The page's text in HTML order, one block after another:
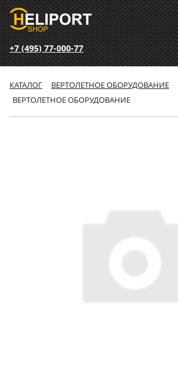
+7 (495) 77-000-77
КАТАЛОГ
ВЕРТОЛЕТНОЕ ОБОРУДОВАНИЕ
ВЕРТОЛЕТНОЕ ОБОРУДОВАНИЕ